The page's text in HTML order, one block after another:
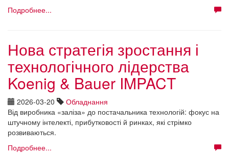
Подробнее...
Нова стратегія зростання і
технологічного лідерства
Koenig & Bauer IMPACT
2026-03-20
Обладнання
Від виробника «заліза» до постачальника технологій: фокус на
штучному інтелекті, прибутковості й ринках, які стрімко
розвиваються.
Подробнее...